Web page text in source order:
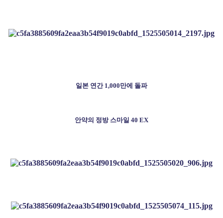
일본 연간 1,000만에 돌파
안약의 정방 스마일 40 EX